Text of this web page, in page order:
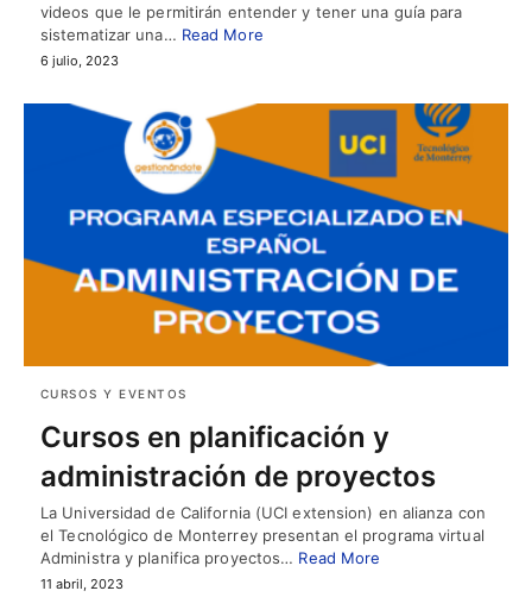
videos que le permitirán entender y tener una guía para
sistematizar una… Read More
6 julio, 2023
CURSOS Y EVENTOS
Cursos en planificación y
administración de proyectos
La Universidad de California (UCI extension) en alianza con
el Tecnológico de Monterrey presentan el programa virtual
Administra y planifica proyectos… Read More
11 abril, 2023